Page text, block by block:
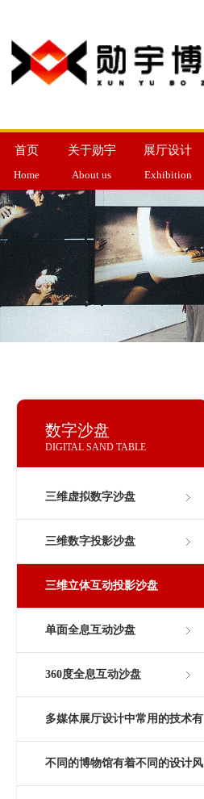
首页
Home
关于勋宇
About us
展厅设计
Exhibition
数字沙盘
DIGITAL SAND TABLE
三维虚拟数字沙盘
三维数字投影沙盘
三维立体互动投影沙盘
单面全息互动沙盘
360度全息互动沙盘
多媒体展厅设计中常用的技术有
哪些？
不同的博物馆有着不同的设计风